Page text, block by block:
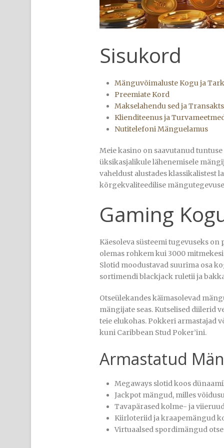
Sisukord
Mänguvõimaluste Kogu ja
Preemiate Kord
Makselahendu sed ja
Klienditeenus ja
Nutitelefoni Mänguelamus
Meie kasino on saavutanud
üksikasjalikule lähenemisele
vaheldust alustades klassikalistest
kõrgekvaliteedilise
Gaming
Käesoleva süsteemi tugevuseks
olemas rohkem kui 3000
Slotid moodustavad suurima osa
sortimendi blackjack ruletii ja
Otseülekandes käimasolevad
mängijate seas. Kutselised diilerid
teie elukohas. Pokkeri armastajad
kuni Caribbean Stud Poker’ini.
Armastatud
Megaways slotid koos
Jackpot mängud, milles
Tavapärased kolme- ja
Kiirloteriid ja kraapemängud
Virtuaalsed spordimängud